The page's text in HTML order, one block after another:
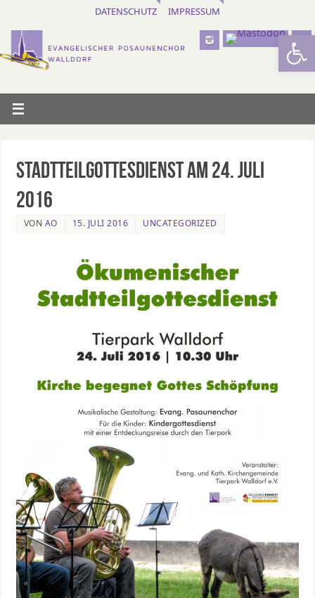
DATENSCHUTZ IMPRESSUM
Stadtteilgottesdienst am 24. Juli
2016
VON AO 15. JULI 2016 UNCATEGORIZED